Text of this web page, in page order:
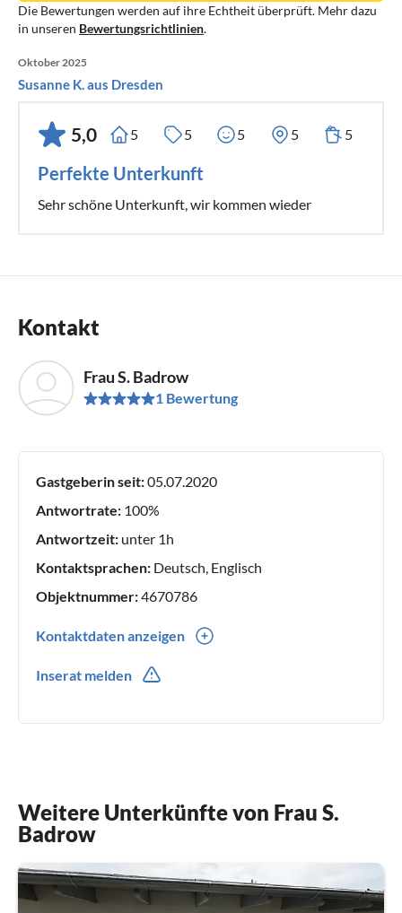
Die Bewertungen werden auf ihre Echtheit überprüft. Mehr dazu
in unseren Bewertungsrichtlinien.
Oktober 2025
Susanne K. aus Dresden
5,0 5 5 5 5 5
Perfekte Unterkunft
Sehr schöne Unterkunft, wir kommen wieder
Kontakt
Frau S. Badrow
1 Bewertung
Gastgeberin seit:05.07.2020
Antwortrate: 100%
Antwortzeit: unter 1h
Kontaktsprachen: Deutsch, Englisch
Objektnummer:4670786
Kontaktdaten anzeigen
Inserat melden
Weitere Unterkünfte von Frau S.
Badrow